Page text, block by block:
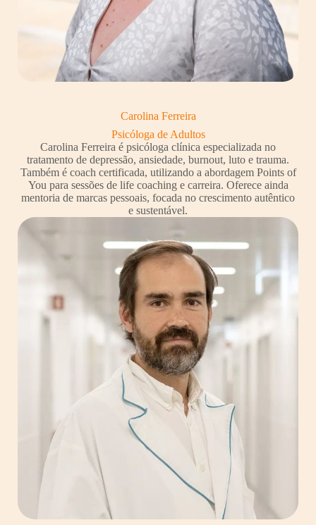
Carolina Ferreira
Psicóloga de Adultos
Carolina Ferreira é psicóloga clínica especializada no
tratamento de depressão, ansiedade, burnout, luto e trauma.
Também é coach certificada, utilizando a abordagem Points of
You para sessões de life coaching e carreira. Oferece ainda
mentoria de marcas pessoais, focada no crescimento autêntico
e sustentável.